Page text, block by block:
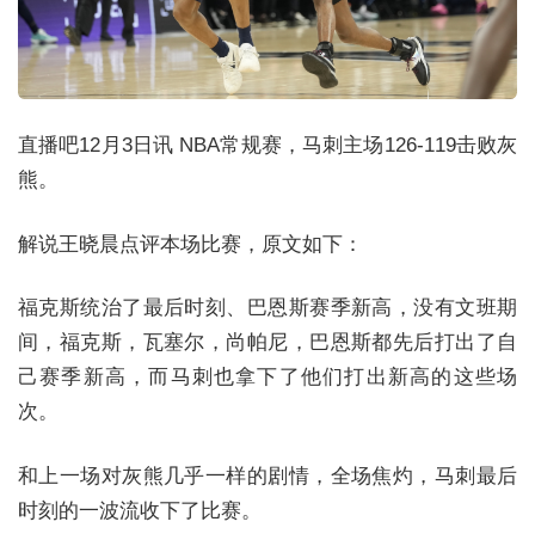
直播吧12月3日讯 NBA常规赛，马刺主场126-119击败灰
熊。
解说王晓晨点评本场比赛，原文如下：
福克斯统治了最后时刻、巴恩斯赛季新高，没有文班期
间，福克斯，瓦塞尔，尚帕尼，巴恩斯都先后打出了自
己赛季新高，而马刺也拿下了他们打出新高的这些场
次。
和上一场对灰熊几乎一样的剧情，全场焦灼，马刺最后
时刻的一波流收下了比赛。